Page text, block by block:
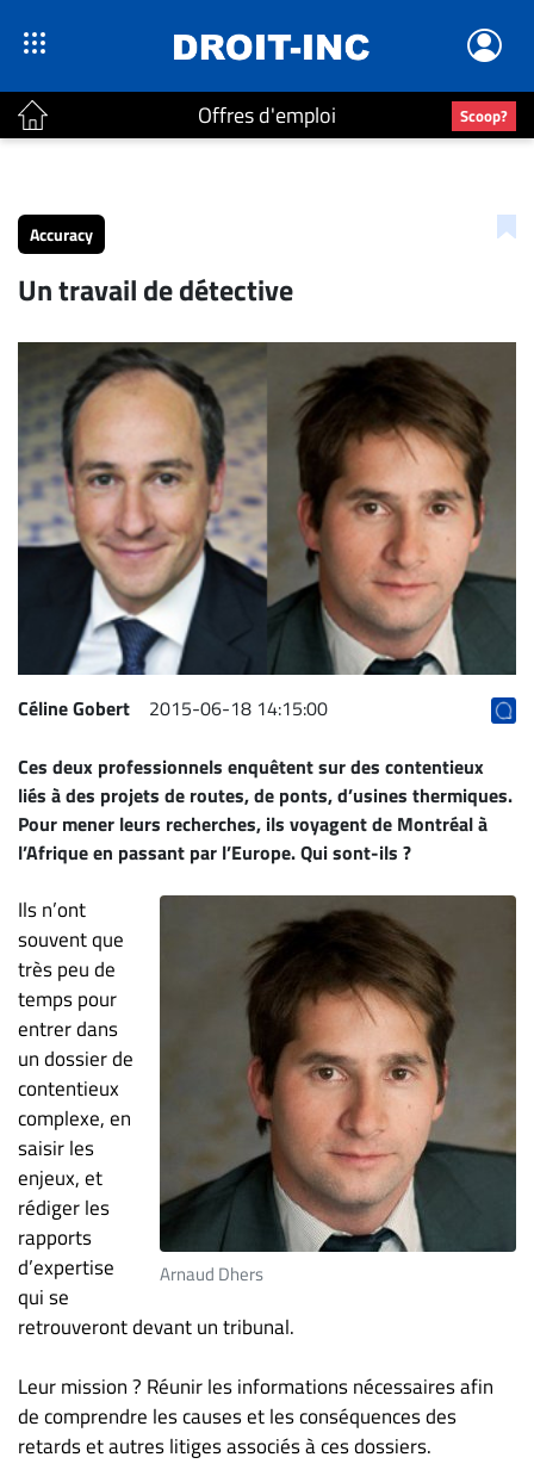
Offres d'emploi Scoop?
Accueil
Continu
Bureaux
Conseillers
Juridiques
Campus
Carrière
Archives
CARRIÈRE
EMPLOIS
ET
JURISTES
Offres
Formation
Continue
Métiers
Scoop?
CABINETS
ET
ENTREPRISES
Espace
entreprises
Page
entreprises
Publier
un
Publicité
Solutions de
recrutements
Accuracy
Un travail de détective
Céline Gobert 2015-06-18 14:15:00
Ces deux professionnels enquêtent sur des contentieux
liés à des projets de routes, de ponts, d’usines thermiques.
Pour mener leurs recherches, ils voyagent de Montréal à
l’Afrique en passant par l’Europe. Qui sont-ils ?
Arnaud Dhers
Ils n’ont
souvent que
très peu de
temps pour
entrer dans
un dossier de
contentieux
complexe, en
saisir les
enjeux, et
rédiger les
rapports
d’expertise
qui se
retrouveront devant un tribunal.
Leur mission ? Réunir les informations nécessaires afin
de comprendre les causes et les conséquences des
retards et autres litiges associés à ces dossiers.